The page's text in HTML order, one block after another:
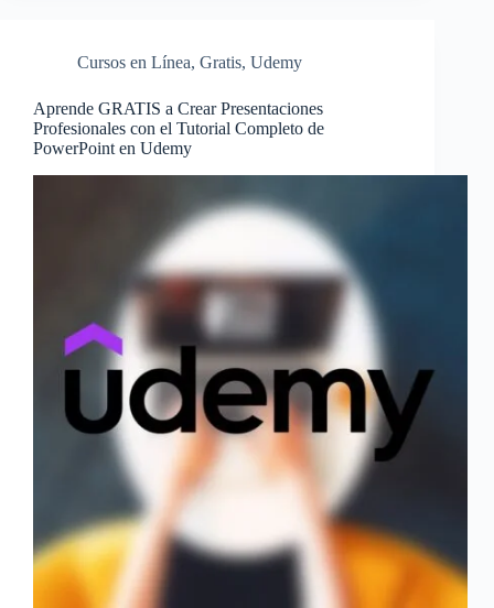
Cursos en Línea, Gratis, Udemy
Aprende GRATIS a Crear Presentaciones
Profesionales con el Tutorial Completo de
PowerPoint en Udemy